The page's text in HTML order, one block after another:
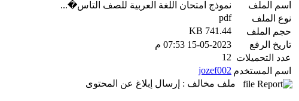
اسم الملف
نموذج امتحان اللغة العربية للصف التاس�...
نوع الملف
pdf
حجم الملف
741.44 KB
تاريخ الرفع
15-05-2023 07:53 م
عدد التحميلات 12
اسم المستخدم jozef002
ملف مخالف : إرسال إبلاغ عن المحتوى